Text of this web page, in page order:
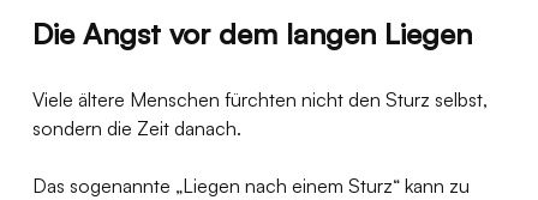
Die Angst vor dem langen Liegen
Viele ältere Menschen fürchten nicht den Sturz selbst,
sondern die Zeit danach.
Das sogenannte „Liegen nach einem Sturz“ kann zu